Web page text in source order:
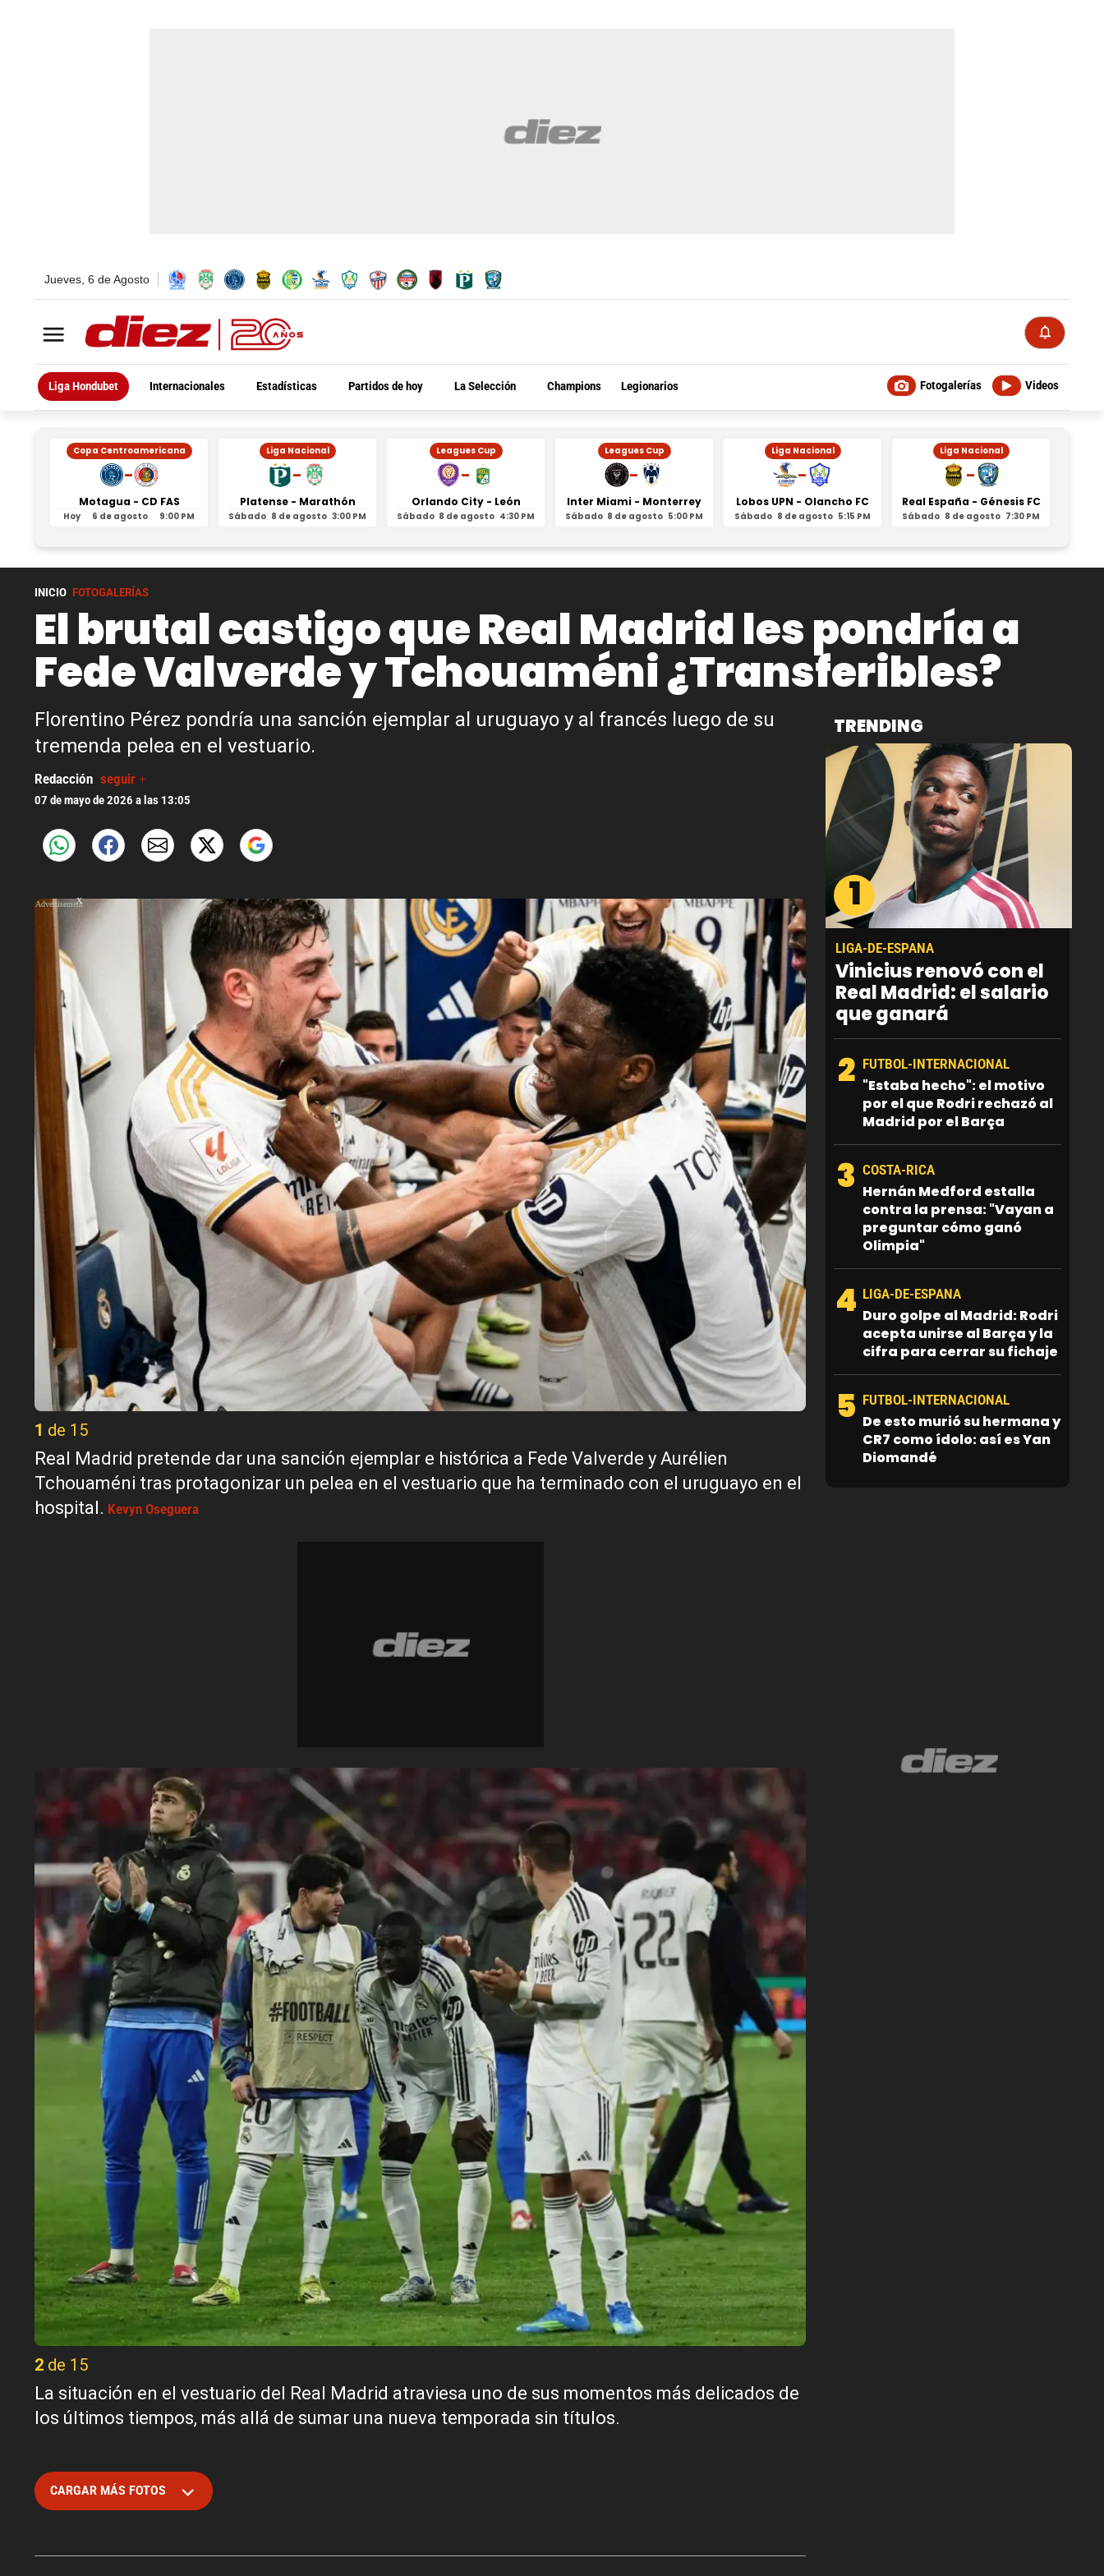
Jueves, 6 de Agosto
Liga Hondubet Internacionales Estadísticas Partidos de hoy La Selección Champions Legionarios Videos
Fotogalerías
Copa Centroamericana
-
Motagua - CD FAS
Hoy 6 de agosto 9:00 PM
Liga Nacional
-
Platense - Marathón
Sábado 8 de agosto 3:00 PM
Leagues Cup
-
Orlando City - León
Sábado 8 de agosto 4:30 PM
Leagues Cup
-
Inter Miami - Monterrey
Sábado 8 de agosto 5:00 PM
Liga Nacional
-
Lobos UPN - Olancho FC
Sábado 8 de agosto 5:15 PM
Liga Nacional
-
Real España - Génesis FC
Sábado 8 de agosto 7:30 PM
INICIO FOTOGALERÍAS
El brutal castigo que Real Madrid les pondría a
Fede Valverde y Tchouaméni ¿Transferibles?
Florentino Pérez pondría una sanción ejemplar al uruguayo y al francés luego de su
tremenda pelea en el vestuario.
Redacción seguir +
07 de mayo de 2026 a las 13:05
1 de 15
Real Madrid pretende dar una sanción ejemplar e histórica a Fede Valverde y Aurélien
Tchouaméni tras protagonizar un pelea en el vestuario que ha terminado con el uruguayo en el
hospital. Kevyn Oseguera
2 de 15
La situación en el vestuario del Real Madrid atraviesa uno de sus momentos más delicados de
los últimos tiempos, más allá de sumar una nueva temporada sin títulos.
X
CARGAR MÁS FOTOS
TRENDING
1
LIGA-DE-ESPANA
Vinicius renovó con el
Real Madrid: el salario
que ganará
2 FUTBOL-INTERNACIONAL
"Estaba hecho": el motivo
por el que Rodri rechazó al
Madrid por el Barça
3 COSTA-RICA
Hernán Medford estalla
contra la prensa: "Vayan a
preguntar cómo ganó
Olimpia"
4 LIGA-DE-ESPANA
Duro golpe al Madrid: Rodri
acepta unirse al Barça y la
cifra para cerrar su fichaje
5 FUTBOL-INTERNACIONAL
De esto murió su hermana y
CR7 como ídolo: así es Yan
Diomandé